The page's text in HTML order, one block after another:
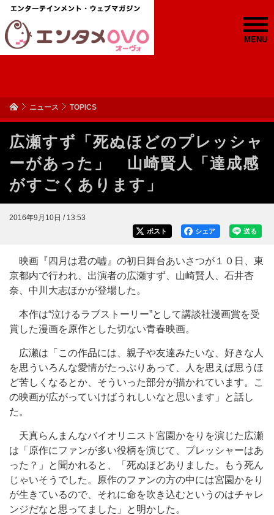
MENU
ニュース TOPICS
広瀬すず「死ぬほどのプレッシャ
ーがあった」 山崎賢人「達成感
がすごくあります」
2016年9月10日 / 13:53
送る
シェア
ポスト
映画『四月は君の嘘』の初日舞台あいさつが１０日、東
京都内で行われ、出演者の広瀬すず、山崎賢人、石井杏
奈、中川大志ほかが登場した。
本作は“泣けるラブストーリー”として講談社漫画賞を受
賞した漫画を原作とした切ない青春映画。
広瀬は「この作品には、親子や友達みたいな、好きな人
を思ういろんな愛情がたっぷりあって、人を思えば思うほ
ど苦しくなるとか、そういった部分が描かれています。こ
の映画が広がっていけばうれしいなと思います」と話し
た。
天真らんまんなバイオリニスト宮園かをりを演じた広瀬
は「原作にファンが多い役柄を演じて、プレッシャーはあ
った？」と聞かれると、「死ぬほどありました。もう死ん
じゃいそうでした。原作のファンの方の中には宮園かをり
が生きているので、それに命を吹き込むというのはチャレ
ンジだなと思ってました」と明かした。